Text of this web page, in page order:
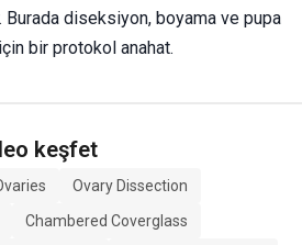
diseksiyon, boyama ve pupa
bir protokol anahat.
keşfet
Ovary Dissection
Chambered Coverglass